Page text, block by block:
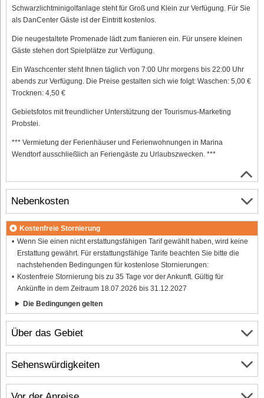
Schwarzlichtminigolfanlage steht für Groß und Klein zur Verfügung. Für Sie
als DanCenter Gäste ist der Eintritt kostenlos.
Die neugestaltete Promenade lädt zum flanieren ein. Für unsere kleinen
Gäste stehen dort Spielplätze zur Verfügung.
Ein Waschcenter steht Ihnen täglich von 7:00 Uhr morgens bis 22:00 Uhr
abends zur Verfügung. Die Preise gestalten sich wie folgt: Waschen: 5,00 €
Trocknen: 4,50 €
Gebietsfotos mit freundlicher Unterstützung der Tourismus-Marketing
Probstei.
*** Vermietung der Ferienhäuser und Ferienwohnungen in Marina
Wendtorf ausschließlich an Feriengäste zu Urlaubszwecken. ***
Über das Gebiet
Nebenkosten
Kostenfreie Stornierung
Wenn Sie einen nicht erstattungsfähigen Tarif gewählt haben, wird keine
Erstattung gewährt. Für erstattungsfähige Tarife beachten Sie bitte die
nachstehenden Bedingungen für kostenlose Stornierungen:
Kostenfreie Stornierung bis zu 35 Tage vor der Ankunft. Gültig für
Ankünfte in dem Zeitraum 18.07.2026 bis 31.12.2027
Die Bedingungen gelten
Sehenswürdigkeiten